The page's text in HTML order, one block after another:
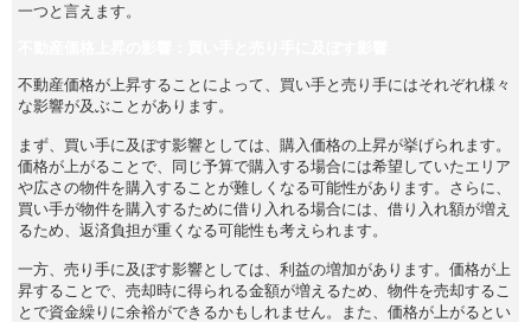
一つと言えます。
不動産価格が上昇することによって、買い手と売り手にはそれぞれ様々
な影響が及ぶことがあります。
まず、買い手に及ぼす影響としては、購入価格の上昇が挙げられます。
価格が上がることで、同じ予算で購入する場合には希望していたエリア
や広さの物件を購入することが難しくなる可能性があります。さらに、
買い手が物件を購入するために借り入れる場合には、借り入れ額が増え
るため、返済負担が重くなる可能性も考えられます。
一方、売り手に及ぼす影響としては、利益の増加があります。価格が上
昇することで、売却時に得られる金額が増えるため、物件を売却するこ
とで資金繰りに余裕ができるかもしれません。また、価格が上がるとい